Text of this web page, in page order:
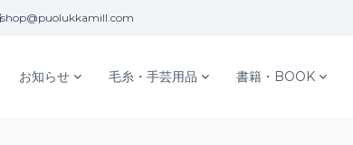
shop@puolukkamill.com
お知らせ 毛糸・手芸用品 書籍・BOOK